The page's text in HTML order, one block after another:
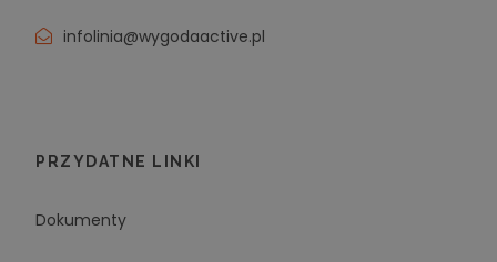
infolinia@wygodaactive.pl
PRZYDATNE LINKI
Dokumenty